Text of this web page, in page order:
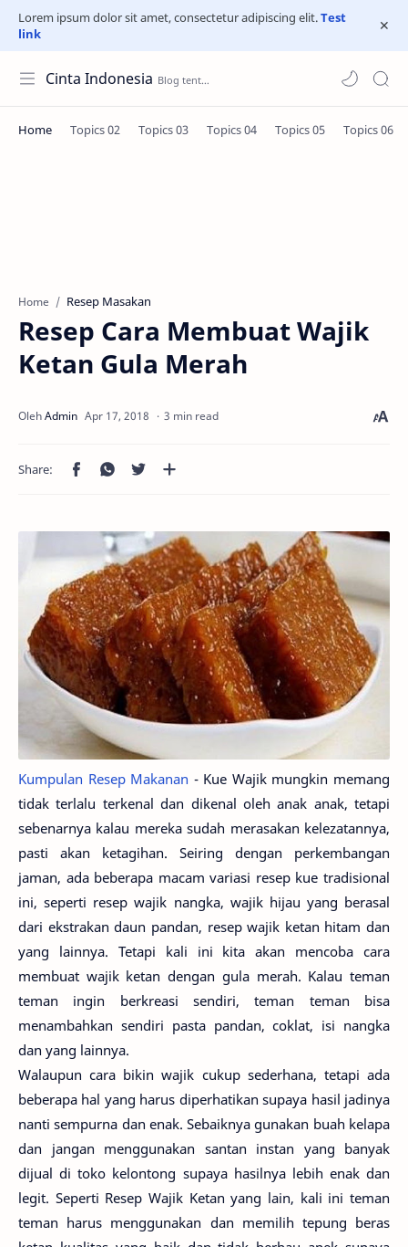
Lorem ipsum dolor sit amet, consectetur adipiscing elit.Test
link
Cinta Indonesia
Home Resep Masakan
Resep Cara Membuat Wajik
Ketan Gula Merah
3 min read
Kumpulan Resep Makanan - Kue Wajik mungkin memang
tidak terlalu terkenal dan dikenal oleh anak anak, tetapi
sebenarnya kalau mereka sudah merasakan kelezatannya,
pasti akan ketagihan. Seiring dengan perkembangan
jaman, ada beberapa macam variasi resep kue tradisional
ini, seperti resep wajik nangka, wajik hijau yang berasal
dari ekstrakan daun pandan, resep wajik ketan hitam dan
yang lainnya. Tetapi kali ini kita akan mencoba cara
membuat wajik ketan dengan gula merah. Kalau teman
teman ingin berkreasi sendiri, teman teman bisa
menambahkan sendiri pasta pandan, coklat, isi nangka
dan yang lainnya.
Walaupun cara bikin wajik cukup sederhana, tetapi ada
beberapa hal yang harus diperhatikan supaya hasil jadinya
nanti sempurna dan enak. Sebaiknya gunakan buah kelapa
dan jangan menggunakan santan instan yang banyak
dijual di toko kelontong supaya hasilnya lebih enak dan
legit. Seperti Resep Wajik Ketan yang lain, kali ini teman
teman harus menggunakan dan memilih tepung beras